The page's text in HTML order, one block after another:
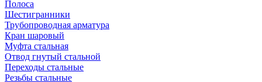
Полоса
Шестигранники
Трубопроводная арматура
Кран шаровый
Муфта стальная
Отвод гнутый стальной
Переходы стальные
Резьбы стальные